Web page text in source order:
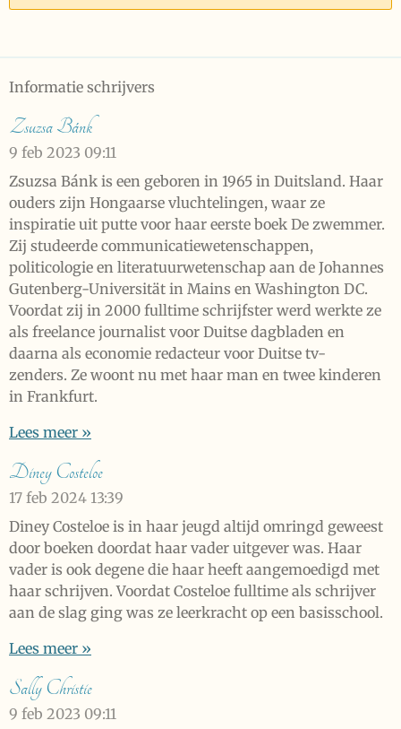
Informatie schrijvers
Zsuzsa Bánk
9 feb 2023 09:11
Zsuzsa Bánk is een geboren in 1965 in Duitsland. Haar
ouders zijn Hongaarse vluchtelingen, waar ze
inspiratie uit putte voor haar eerste boek De zwemmer.
Zij studeerde communicatiewetenschappen,
politicologie en literatuurwetenschap aan de Johannes
Gutenberg-Universität in Mains en Washington DC.
Voordat zij in 2000 fulltime schrijfster werd werkte ze
als freelance journalist voor Duitse dagbladen en
daarna als economie redacteur voor Duitse tv-
zenders. Ze woont nu met haar man en twee kinderen
in Frankfurt.
Lees meer »
Diney Costeloe
17 feb 2024 13:39
Diney Costeloe is in haar jeugd altijd omringd geweest
door boeken doordat haar vader uitgever was. Haar
vader is ook degene die haar heeft aangemoedigd met
haar schrijven. Voordat Costeloe fulltime als schrijver
aan de slag ging was ze leerkracht op een basisschool.
Lees meer »
Sally Christie
9 feb 2023 09:11